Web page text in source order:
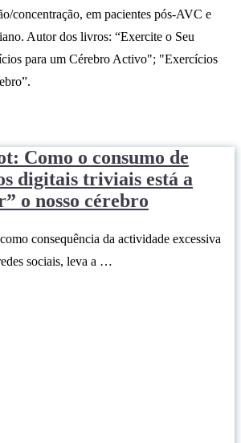
concentração, em pacientes pós-AVC e
Autor dos livros: “Exercite o Seu
para um Cérebro Activo"; "Exercícios
Como o consumo de
digitais triviais está a
o nosso cérebro
consequência da actividade excessiva
sociais, leva a …